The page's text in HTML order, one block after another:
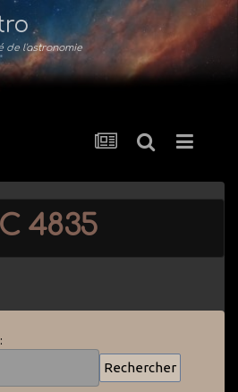
de l'astronomie
4835